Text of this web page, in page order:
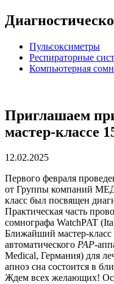
Пульсоксиметры
Респираторные
Компьютерная
Приглашаем
мастер-классе
12.02.2025
Первого февраля
от Группы компаний
класс был посвящен
Практическая часть
сомнографа WatchPAT
Ближайший мастер-
автоматического PAP-
Medical, Германия) для
апноэ сна состоится в
Ждем всех желающих!